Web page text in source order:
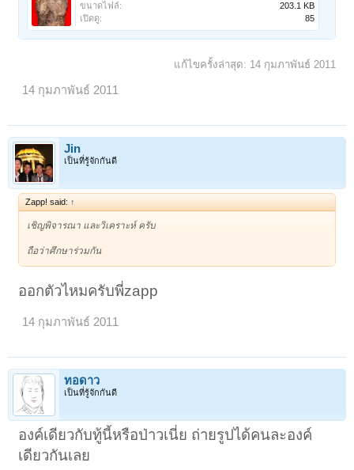
ขนาดไฟล์:
203.1 KB
เปิดดู:
85
แก้ไขครั้งล่าสุด: 14 กุมภาพันธ์ 2011
14 กุมภาพันธ์ 2011
Jin
เป็นที่รู้จักกันดี
Zapp! said: ↑
เชิญพิจารณา และวิเคราะห์ ครับ
ถือว่าศึกษาร่วมกัน
ออกตัวไหมครับพี่zapp
14 กุมภาพันธ์ 2011
ทอดาว
เป็นที่รู้จักกันดี
องค์เดียวกับทู้นี้หรือป่าวเนี่ย ถ่ายรูปได้คนละองค์
เดียวกันเลย